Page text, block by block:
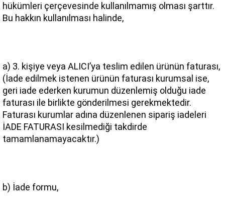
hükümleri çerçevesinde kullanılmamış olması şarttır.
Bu hakkın kullanılması halinde,
a) 3. kişiye veya ALICI’ya teslim edilen ürünün faturası,
(İade edilmek istenen ürünün faturası kurumsal ise,
geri iade ederken kurumun düzenlemiş olduğu iade
faturası ile birlikte gönderilmesi gerekmektedir.
Faturası kurumlar adına düzenlenen sipariş iadeleri
İADE FATURASI kesilmediği takdirde
tamamlanamayacaktır.)
b) İade formu,